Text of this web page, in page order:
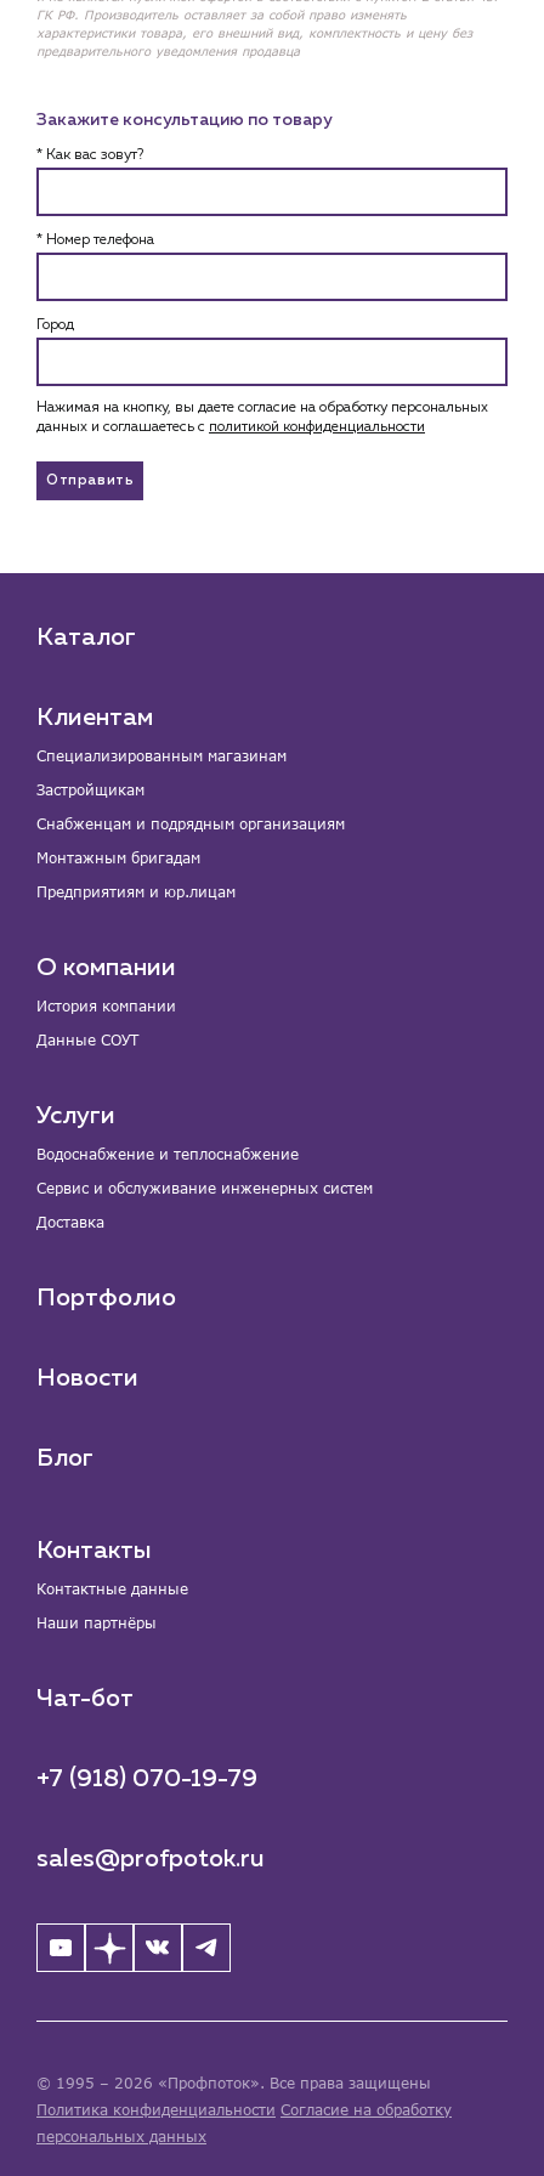
ГК РФ. Производитель оставляет за собой право изменять
характеристики товара, его внешний вид, комплектность и цену без
предварительного уведомления продавца
Закажите консультацию по товару
* Как вас зовут?
* Номер телефона
Город
Нажимая на кнопку, вы даете согласие на обработку персональных
данных и соглашаетесь c политикой конфиденциальности
Отправить
Каталог
Клиентам
Специализированным магазинам
Застройщикам
Снабженцам и подрядным организациям
Монтажным бригадам
Предприятиям и юр.лицам
О компании
История компании
Данные СОУТ
Услуги
Водоснабжение и теплоснабжение
Сервис и обслуживание инженерных систем
Доставка
Портфолио
Новости
Блог
Контакты
Контактные данные
Наши партнёры
Чат-бот
+7 (918) 070-19-79
sales@profpotok.ru
© 1995 – 2026 «Профпоток». Все права защищены
Политика конфиденциальности Согласие на обработку
персональных данных